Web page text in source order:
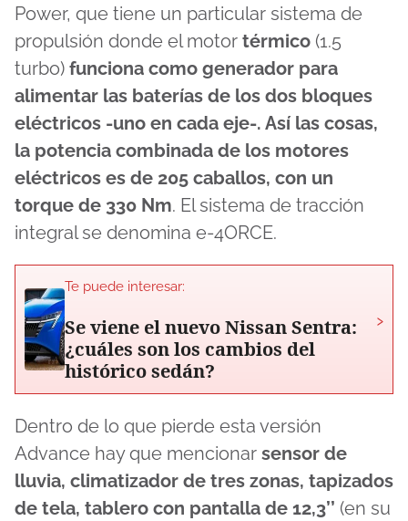
Power, que tiene un particular sistema de
propulsión donde el motor térmico (1.5
turbo) funciona como generador para
alimentar las baterías de los dos bloques
eléctricos -uno en cada eje-. Así las cosas,
la potencia combinada de los motores
eléctricos es de 205 caballos, con un
torque de 330 Nm. El sistema de tracción
integral se denomina e-4ORCE.
Te puede interesar:
Se viene el nuevo Nissan Sentra:
¿cuáles son los cambios del
histórico sedán?
›
Dentro de lo que pierde esta versión
Advance hay que mencionar sensor de
lluvia, climatizador de tres zonas, tapizados
de tela, tablero con pantalla de 12,3’’ (en su